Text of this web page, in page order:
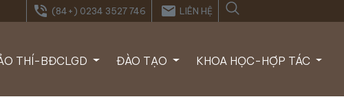
phone_in_talk (84+) 0234 3527 746 email LIÊN HỆ
THÍ-BĐCLGD ĐÀO TẠO KHOA HỌC-HỢP TÁC